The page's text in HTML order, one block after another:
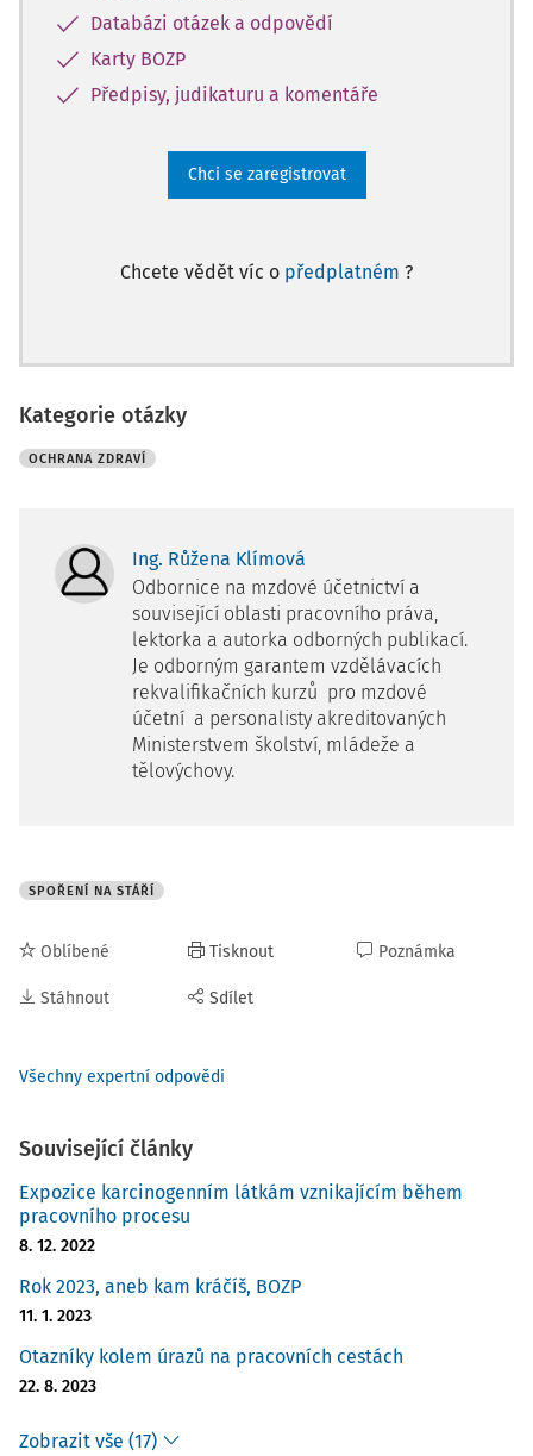
Databázi otázek a odpovědí
Karty BOZP
Předpisy, judikaturu a komentáře
Chci se zaregistrovat
Chcete vědět víc o předplatném ?
Kategorie otázky
OCHRANA ZDRAVÍ
Ing. Růžena Klímová
Odbornice na mzdové účetnictví a
související oblasti pracovního práva,
lektorka a autorka odborných publikací.
Je odborným garantem vzdělávacích
rekvalifikačních kurzů pro mzdové
účetní a personalisty akreditovaných
Ministerstvem školství, mládeže a
tělovýchovy.
SPOŘENÍ NA STÁŘÍ
Oblíbené
Stáhnout
Tisknout
Sdílet
Poznámka
Všechny expertní odpovědi
Související články
Expozice karcinogenním látkám vznikajícím během
pracovního procesu
8. 12. 2022
Rok 2023, aneb kam kráčíš, BOZP
11. 1. 2023
Otazníky kolem úrazů na pracovních cestách
22. 8. 2023
Zobrazit vše (17)